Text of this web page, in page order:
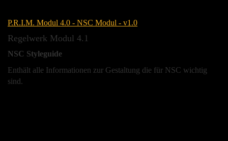
P.R.I.M. Modul 4.0 - NSC Modul - v1.0
Regelwerk Modul 4.1
NSC Styleguide
Enthält alle Informationen zur Gestaltung die für NSC wichtig
sind.